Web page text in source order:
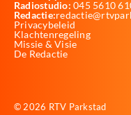
Radiostudio: 045 5610
Redactie:
Privacybeleid
Klachtenregeling
Missie & Visie
De Redactie
© 2026 RTV Parkstad